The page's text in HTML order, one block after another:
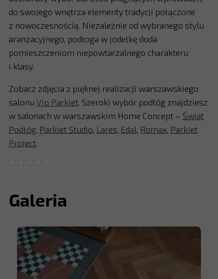
do swojego wnętrza elementy tradycji połączone
z nowoczesnością. Niezależnie od wybranego stylu
aranżacyjnego, podłoga w jodełkę doda
pomieszczeniom niepowtarzalnego charakteru
i klasy.
Zobacz zdjęcia z pięknej realizacji warszawskiego
salonu Vip Parkiet. Szeroki wybór podłóg znajdziesz
w salonach w warszawskim Home Concept – Świat
Podłóg, Parkiet Studio, Lares, Edal, Romax, Parkiet
Project.
Galeria